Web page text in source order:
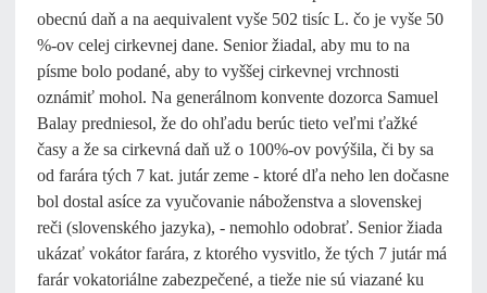
obecnú daň a na aequivalent vyše 502 tisíc L. čo je vyše 50
%-ov celej cirkevnej dane. Senior žiadal, aby mu to na
písme bolo podané, aby to vyššej cirkevnej vrchnosti
oznámiť mohol. Na generálnom konvente dozorca Samuel
Balay predniesol, že do ohľadu berúc tieto veľmi ťažké
časy a že sa cirkevná daň už o 100%-ov povýšila, či by sa
od farára tých 7 kat. jutár zeme - ktoré dľa neho len dočasne
bol dostal asíce za vyučovanie náboženstva a slovenskej
reči (slovenského jazyka), - nemohlo odobrať. Senior žiada
ukázať vokátor farára, z ktorého vysvitlo, že tých 7 jutár má
farár vokatoriálne zabezpečené, a tieže nie sú viazané ku